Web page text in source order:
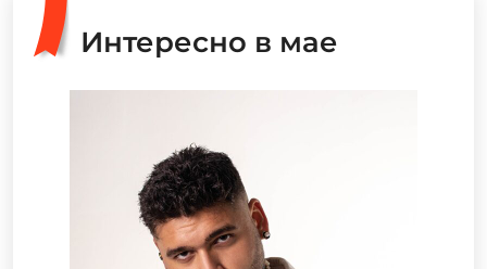
Интересно в мае